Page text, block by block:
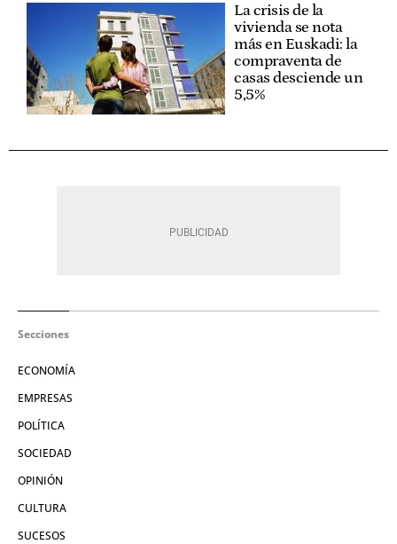
La crisis de la
vivienda se nota
más en Euskadi: la
compraventa de
casas desciende un
5,5%
Secciones
ECONOMÍA
EMPRESAS
POLÍTICA
SOCIEDAD
OPINIÓN
CULTURA
SUCESOS